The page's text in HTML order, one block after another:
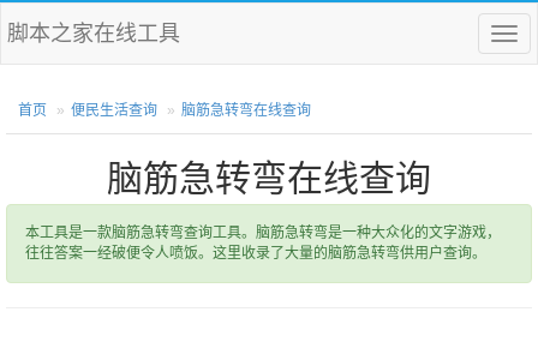
菜
单
脚本之家在线工具
首页 便民生活查询 脑筋急转弯在线查询
脑筋急转弯在线查询
本工具是一款脑筋急转弯查询工具。脑筋急转弯是一种大众化的文字游戏，
往往答案一经破便令人喷饭。这里收录了大量的脑筋急转弯供用户查询。